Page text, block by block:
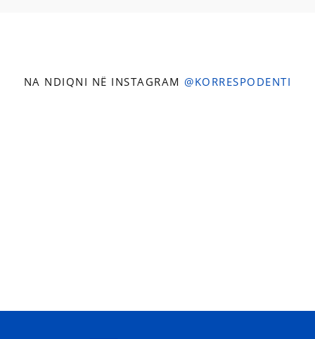
NA NDIQNI NË INSTAGRAM @KORRESPODENTI